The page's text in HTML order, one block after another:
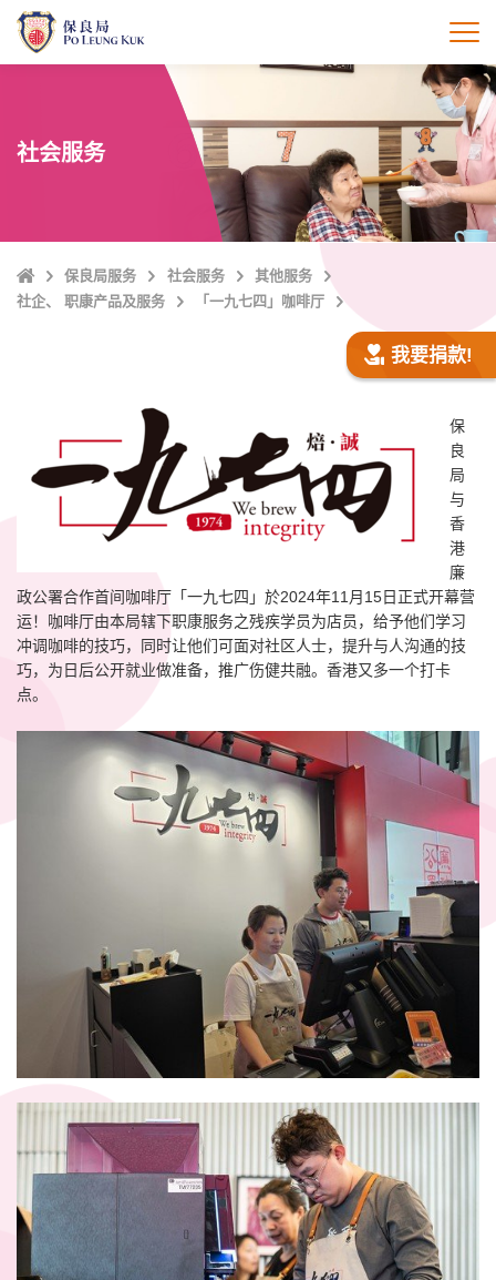
打
社会服务
Home保良局服务 社会服务
其他服务
社企、 职康产品及服务
「一九七四」咖啡厅
我要捐款!
保
良
局
与
香
港
廉
政公署合作首间咖啡厅「一九七四」於2024年11月15日正式开幕营
运！咖啡厅由本局辖下职康服务之残疾学员为店员，给予他们学习
冲调咖啡的技巧，同时让他们可面对社区人士，提升与人沟通的技
巧，为日后公开就业做准备，推广伤健共融。香港又多一个打卡
点。